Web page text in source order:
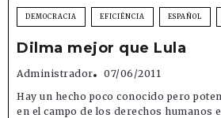
DEMOCRACIA EFICIÊNCIA ESPAÑOL
Dilma mejor que Lula
Administrador
07/06/2011
Hay un hecho poco conocido pero
en el campo de los derechos humanos